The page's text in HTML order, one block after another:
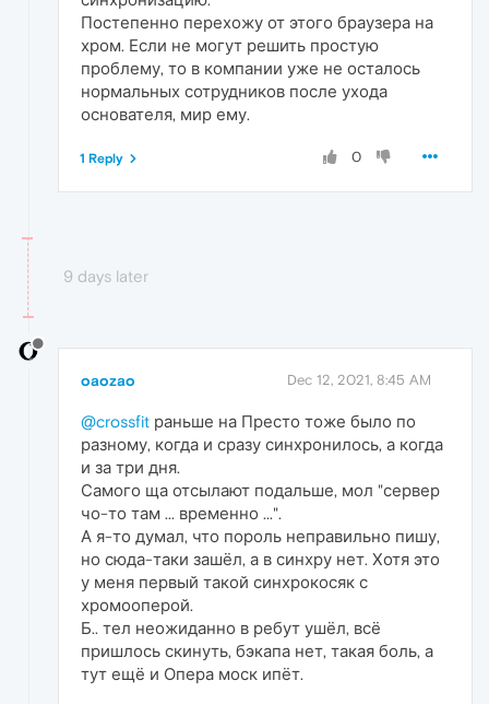
Постепенно перехожу от этого браузера на
хром. Если не могут решить простую
проблему, то в компании уже не осталось
нормальных сотрудников после ухода
основателя, мир ему.
0
1 Reply
9 days later
oaozao Dec 12, 2021, 8:45 AM
@crossfit раньше на Престо тоже было по
разному, когда и сразу синхронилось, а когда
и за три дня.
Самого ща отсылают подальше, мол "сервер
чо-то там ... временно ...".
А я-то думал, что пороль неправильно пишу,
но сюда-таки зашёл, а в синхру нет. Хотя это
у меня первый такой синхрокосяк с
хромооперой.
Б.. тел неожиданно в ребут ушёл, всё
пришлось скинуть, бэкапа нет, такая боль, а
тут ещё и Опера моск ипёт.